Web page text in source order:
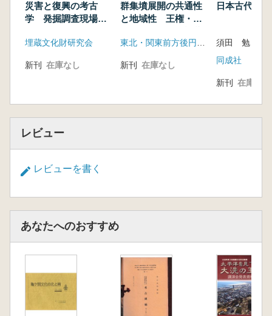
災害と復興の考古
学 発掘調査現場か
埋蔵文化財研究会
新刊 在庫なし
群集墳展開の共通性
と地域性 王権・地
者
東北・関東前方後円墳研究会
新刊 在庫なし
日本古代考
須田 勉 編
同成社
新刊 在庫なし
レビュー
レビューを書く
あなたへのおすすめ